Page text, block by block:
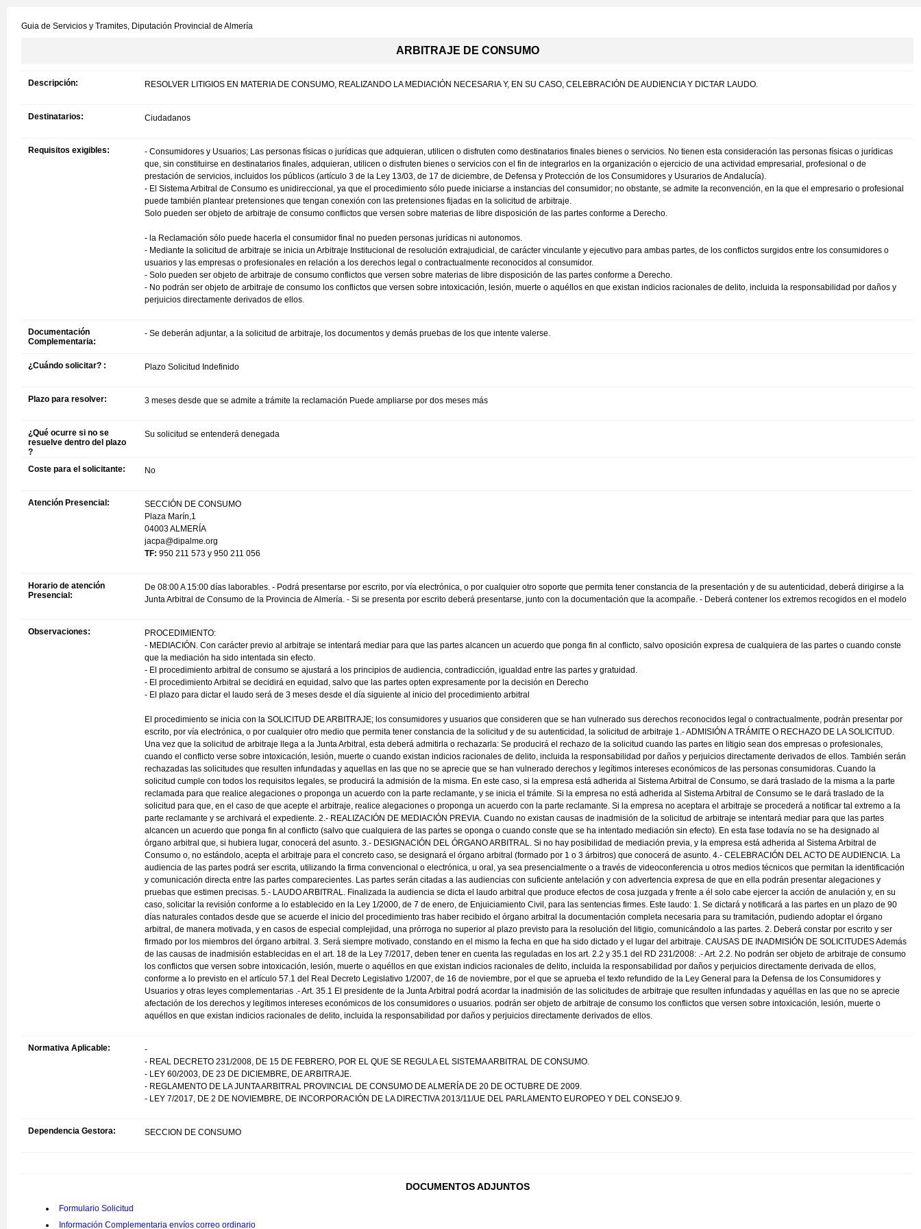
Guia de Servicios y Tramites, Diputación Provincial de Almería
ARBITRAJE DE CONSUMO
Descripción: RESOLVER LITIGIOS EN MATERIA DE CONSUMO, REALIZANDO LA MEDIACIÓN NECESARIA Y, EN SU CASO, CELEBRACIÓN DE AUDIENCIA Y DICTAR LAUDO.
Destinatarios: Ciudadanos
Requisitos exigibles:
- Consumidores y Usuarios; Las personas físicas o jurídicas que adquieran, utilicen o disfruten como destinatarios finales bienes o servicios. No tienen esta consideración las personas físicas o jurídicas
que, sin constituirse en destinatarios finales, adquieran, utilicen o disfruten bienes o servicios con el fin de integrarlos en la organización o ejercicio de una actividad empresarial, profesional o de
prestación de servicios, incluidos los públicos (artículo 3 de la Ley 13/03, de 17 de diciembre, de Defensa y Protección de los Consumidores y Usurarios de Andalucía).
- El Sistema Arbitral de Consumo es unidireccional, ya que el procedimiento sólo puede iniciarse a instancias del consumidor; no obstante, se admite la reconvención, en la que el empresario o profesional
puede también plantear pretensiones que tengan conexión con las pretensiones fijadas en la solicitud de arbitraje.
Solo pueden ser objeto de arbitraje de consumo conflictos que versen sobre materias de libre disposición de las partes conforme a Derecho.
- la Reclamación sólo puede hacerla el consumidor final no pueden personas jurídicas ni autonomos.
- Mediante la solicitud de arbitraje se inicia un Arbitraje Institucional de resolución extrajudicial, de carácter vinculante y ejecutivo para ambas partes, de los conflictos surgidos entre los consumidores o
usuarios y las empresas o profesionales en relación a los derechos legal o contractualmente reconocidos al consumidor.
- Solo pueden ser objeto de arbitraje de consumo conflictos que versen sobre materias de libre disposición de las partes conforme a Derecho.
- No podrán ser objeto de arbitraje de consumo los conflictos que versen sobre intoxicación, lesión, muerte o aquéllos en que existan indicios racionales de delito, incluida la responsabilidad por daños y
perjuicios directamente derivados de ellos.
Documentación
Complementaria:
- Se deberán adjuntar, a la solicitud de arbitraje, los documentos y demás pruebas de los que intente valerse.
¿Cuándo solicitar? : Plazo Solicitud Indefinido
Plazo para resolver: 3 meses desde que se admite a trámite la reclamación Puede ampliarse por dos meses más
¿Qué ocurre si no se
resuelve dentro del plazo
?
Su solicitud se entenderá denegada
Coste para el solicitante: No
Atención Presencial:
SECCIÓN DE CONSUMO
Plaza Marín,1
04003 ALMERÍA
jacpa@dipalme.org
TF: 950 211 573 y 950 211 056
Horario de atención
Presencial:
De 08:00 A 15:00 días laborables. - Podrá presentarse por escrito, por vía electrónica, o por cualquier otro soporte que permita tener constancia de la presentación y de su autenticidad, deberá dirigirse a la
Junta Arbitral de Consumo de la Provincia de Almería. - Si se presenta por escrito deberá presentarse, junto con la documentación que la acompañe. - Deberá contener los extremos recogidos en el modelo
Observaciones:
PROCEDIMIENTO:
- MEDIACIÓN. Con carácter previo al arbitraje se intentará mediar para que las partes alcancen un acuerdo que ponga fin al conflicto, salvo oposición expresa de cualquiera de las partes o cuando conste
que la mediación ha sido intentada sin efecto.
- El procedimiento arbitral de consumo se ajustará a los principios de audiencia, contradicción, igualdad entre las partes y gratuidad.
- El procedimiento Arbitral se decidirá en equidad, salvo que las partes opten expresamente por la decisión en Derecho
- El plazo para dictar el laudo será de 3 meses desde el día siguiente al inicio del procedimiento arbitral
El procedimiento se inicia con la SOLICITUD DE ARBITRAJE; los consumidores y usuarios que consideren que se han vulnerado sus derechos reconocidos legal o contractualmente, podrán presentar por
escrito, por vía electrónica, o por cualquier otro medio que permita tener constancia de la solicitud y de su autenticidad, la solicitud de arbitraje 1.- ADMISIÓN A TRÁMITE O RECHAZO DE LA SOLICITUD.
Una vez que la solicitud de arbitraje llega a la Junta Arbitral, esta deberá admitirla o rechazarla: Se producirá el rechazo de la solicitud cuando las partes en litigio sean dos empresas o profesionales,
cuando el conflicto verse sobre intoxicación, lesión, muerte o cuando existan indicios racionales de delito, incluida la responsabilidad por daños y perjuicios directamente derivados de ellos. También serán
rechazadas las solicitudes que resulten infundadas y aquellas en las que no se aprecie que se han vulnerado derechos y legítimos intereses económicos de las personas consumidoras. Cuando la
solicitud cumple con todos los requisitos legales, se producirá la admisión de la misma. En este caso, si la empresa está adherida al Sistema Arbitral de Consumo, se dará traslado de la misma a la parte
reclamada para que realice alegaciones o proponga un acuerdo con la parte reclamante, y se inicia el trámite. Si la empresa no está adherida al Sistema Arbitral de Consumo se le dará traslado de la
solicitud para que, en el caso de que acepte el arbitraje, realice alegaciones o proponga un acuerdo con la parte reclamante. Si la empresa no aceptara el arbitraje se procederá a notificar tal extremo a la
parte reclamante y se archivará el expediente. 2.- REALIZACIÓN DE MEDIACIÓN PREVIA. Cuando no existan causas de inadmisión de la solicitud de arbitraje se intentará mediar para que las partes
alcancen un acuerdo que ponga fin al conflicto (salvo que cualquiera de las partes se oponga o cuando conste que se ha intentado mediación sin efecto). En esta fase todavía no se ha designado al
órgano arbitral que, si hubiera lugar, conocerá del asunto. 3.- DESIGNACIÓN DEL ÓRGANO ARBITRAL. Si no hay posibilidad de mediación previa, y la empresa está adherida al Sistema Arbitral de
Consumo o, no estándolo, acepta el arbitraje para el concreto caso, se designará el órgano arbitral (formado por 1 o 3 árbitros) que conocerá de asunto. 4.- CELEBRACIÓN DEL ACTO DE AUDIENCIA. La
audiencia de las partes podrá ser escrita, utilizando la firma convencional o electrónica, u oral, ya sea presencialmente o a través de videoconferencia u otros medios técnicos que permitan la identificación
y comunicación directa entre las partes comparecientes. Las partes serán citadas a las audiencias con suficiente antelación y con advertencia expresa de que en ella podrán presentar alegaciones y
pruebas que estimen precisas. 5.- LAUDO ARBITRAL. Finalizada la audiencia se dicta el laudo arbitral que produce efectos de cosa juzgada y frente a él solo cabe ejercer la acción de anulación y, en su
caso, solicitar la revisión conforme a lo establecido en la Ley 1/2000, de 7 de enero, de Enjuiciamiento Civil, para las sentencias firmes. Este laudo: 1. Se dictará y notificará a las partes en un plazo de 90
días naturales contados desde que se acuerde el inicio del procedimiento tras haber recibido el órgano arbitral la documentación completa necesaria para su tramitación, pudiendo adoptar el órgano
arbitral, de manera motivada, y en casos de especial complejidad, una prórroga no superior al plazo previsto para la resolución del litigio, comunicándolo a las partes. 2. Deberá constar por escrito y ser
firmado por los miembros del órgano arbitral. 3. Será siempre motivado, constando en el mismo la fecha en que ha sido dictado y el lugar del arbitraje. CAUSAS DE INADMISIÓN DE SOLICITUDES Además
de las causas de inadmisión establecidas en el art. 18 de la Ley 7/2017, deben tener en cuenta las reguladas en los art. 2.2 y 35.1 del RD 231/2008: .- Art. 2.2. No podrán ser objeto de arbitraje de consumo
los conflictos que versen sobre intoxicación, lesión, muerte o aquéllos en que existan indicios racionales de delito, incluida la responsabilidad por daños y perjuicios directamente derivada de ellos,
conforme a lo previsto en el artículo 57.1 del Real Decreto Legislativo 1/2007, de 16 de noviembre, por el que se aprueba el texto refundido de la Ley General para la Defensa de los Consumidores y
Usuarios y otras leyes complementarias .- Art. 35.1 El presidente de la Junta Arbitral podrá acordar la inadmisión de las solicitudes de arbitraje que resulten infundadas y aquéllas en las que no se aprecie
afectación de los derechos y legítimos intereses económicos de los consumidores o usuarios. podrán ser objeto de arbitraje de consumo los conflictos que versen sobre intoxicación, lesión, muerte o
aquéllos en que existan indicios racionales de delito, incluida la responsabilidad por daños y perjuicios directamente derivados de ellos.
Normativa Aplicable:
-
- REAL DECRETO 231/2008, DE 15 DE FEBRERO, POR EL QUE SE REGULA EL SISTEMA ARBITRAL DE CONSUMO.
- LEY 60/2003, DE 23 DE DICIEMBRE, DE ARBITRAJE.
- REGLAMENTO DE LA JUNTA ARBITRAL PROVINCIAL DE CONSUMO DE ALMERÍA DE 20 DE OCTUBRE DE 2009.
- LEY 7/2017, DE 2 DE NOVIEMBRE, DE INCORPORACIÓN DE LA DIRECTIVA 2013/11/UE DEL PARLAMENTO EUROPEO Y DEL CONSEJO 9.
Dependencia Gestora: SECCION DE CONSUMO
DOCUMENTOS ADJUNTOS
Formulario Solicitud
Información Complementaria envíos correo ordinario